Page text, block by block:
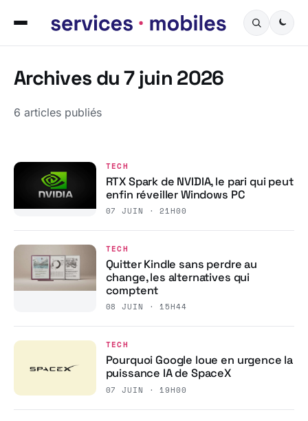
Archives du 7 juin 2026
6 articles publiés
TECH
RTX Spark de NVIDIA, le pari qui peut
enfin réveiller Windows PC
07 JUIN · 21H00
TECH
Quitter Kindle sans perdre au
change, les alternatives qui
comptent
08 JUIN · 15H44
TECH
Pourquoi Google loue en urgence la
puissance IA de SpaceX
07 JUIN · 19H00